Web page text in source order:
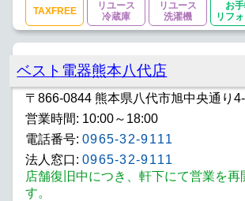
TAXFREE
リユース
冷蔵庫
リユース
洗濯機
お
リフ
ベスト電器熊本八代店
〒866-0844 熊本県八代市旭中央通り
営業時間: 10:00～18:00
電話番号: 0965-32-9111
法人窓口: 0965-32-9111
店舗復旧中につき、軒下にて営業を再
す。